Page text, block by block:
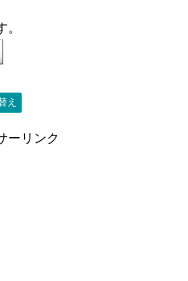
え
ーリンク